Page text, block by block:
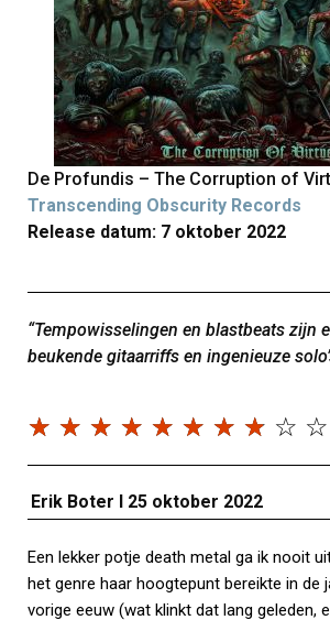
De Profundis – The Corruption of
Transcending Obscurity Records
Release datum: 7 oktober 2022
“Tempowisselingen en blastbeats zijn
beukende gitaarriffs en ingenieuze
☆ ☆ ☆ ☆ ☆ ☆ ☆ ☆ ☆ ☆
Erik Boter I 25 oktober 2022
Een lekker potje death metal ga ik nooit
het genre haar hoogtepunt bereikte in de
vorige eeuw (wat klinkt dat lang geleden,